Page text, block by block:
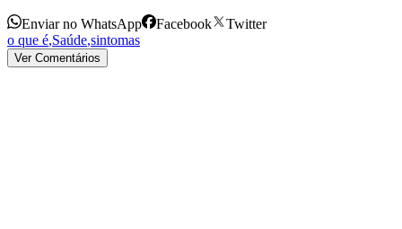
Enviar no WhatsApp Facebook
Twitter
o que é,Saúde,sintomas
Ver Comentários